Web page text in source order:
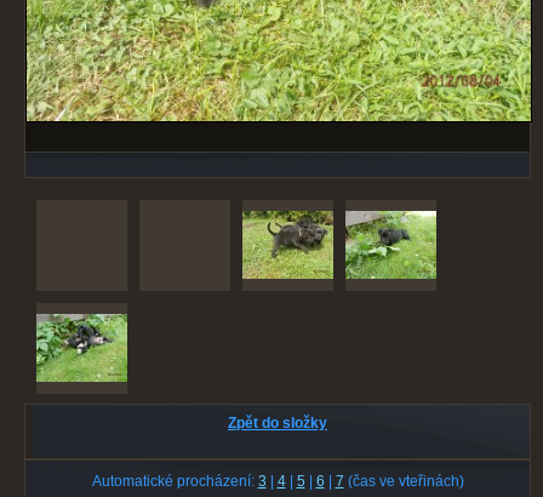
Zpět do složky
Automatické procházení: 3 4| 5 6 7 (čas ve vteřinách)